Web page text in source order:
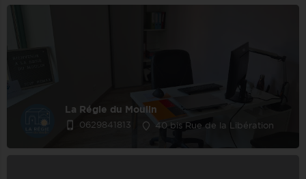
La Régie du Moulin
0629841813 40 bis Rue de la Libération